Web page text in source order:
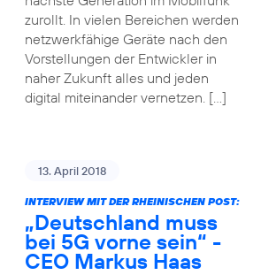
zurollt. In vielen Bereichen werden
netzwerkfähige Geräte nach den
Vorstellungen der Entwickler in
naher Zukunft alles und jeden
digital miteinander vernetzen. […]
13. April 2018
INTERVIEW MIT DER RHEINISCHEN POST:
„Deutschland muss
bei 5G vorne sein“ -
CEO Markus Haas